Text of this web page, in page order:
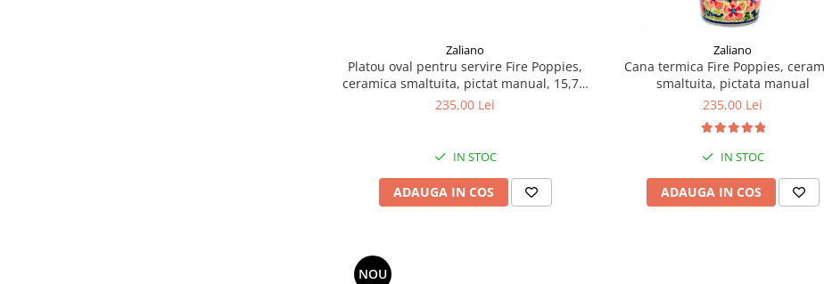
Zaliano
Platou oval pentru servire Fire Poppies,
ceramica smaltuita, pictat manual, 15,7 x
27,0 cm
235,00 Lei
IN STOC
ADAUGA IN COS
Zaliano
Cana termica Fire Poppies,
smaltuita, pictata manual
235,00 Lei
IN STOC
ADAUGA IN COS
NOU